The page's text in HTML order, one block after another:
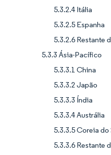
5.3.2.4 Itália
5.3.2.5 Espanha
5.3.2.6 Restante
5.3.3 Ásia-Pacífico
5.3.3.1 China
5.3.3.2 Japão
5.3.3.3 Índia
5.3.3.4 Austrália
5.3.3.5 Coreia do
5.3.3.6 Restante